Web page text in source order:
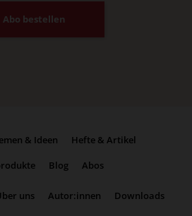
Abo bestellen
& Ideen
Hefte & Artikel
Blog Abos
uns Autor:innen Downloads